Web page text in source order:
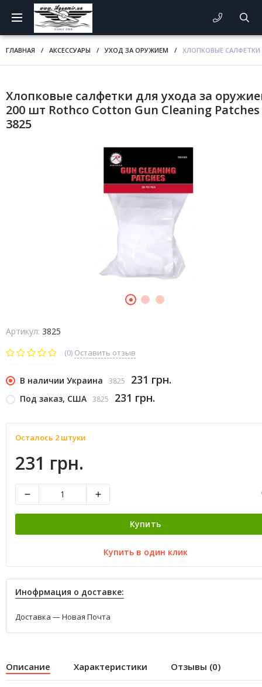
ГЛАВНАЯ / АКСЕССУАРЫ / УХОД ЗА ОРУЖИЕМ / ХЛОПКОВЫЕ САЛФЕТКИ
Хлопковые салфетки для ухода за
200 шт Rothco Cotton Gun Cleaning Patches
3825
Артикул: 3825
(0) Оставить отзыв
В наличии Украина 3825 231 грн.
Под заказ, США 3825 231 грн.
Осталось 2 штуки
231 грн.
Купить
Купить в один клик
Инофрмация о доставке:
Доставка — Новая Почта
Описание Характеристики Отзывы (0)